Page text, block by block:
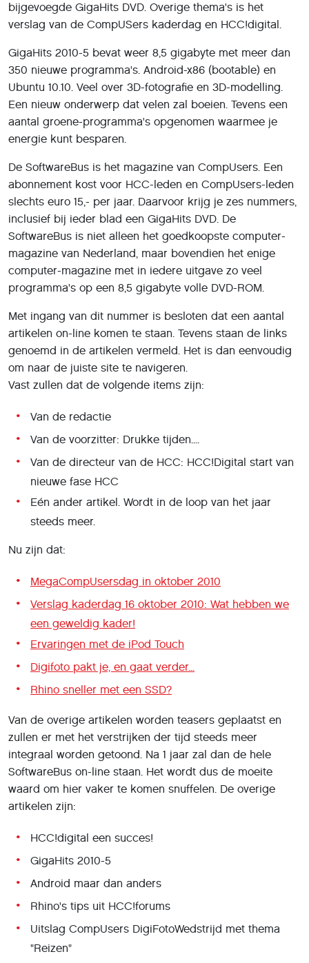
bijgevoegde GigaHits DVD. Overige thema's is het
verslag van de CompUSers kaderdag en HCC!digital.
GigaHits 2010-5 bevat weer 8,5 gigabyte met meer dan
350 nieuwe programma's. Android-x86 (bootable) en
Ubuntu 10.10. Veel over 3D-fotografie en 3D-modelling.
Een nieuw onderwerp dat velen zal boeien. Tevens een
aantal groene-programma's opgenomen waarmee je
energie kunt besparen.
De SoftwareBus is het magazine van CompUsers. Een
abonnement kost voor HCC-leden en CompUsers-leden
slechts euro 15,- per jaar. Daarvoor krijg je zes nummers,
inclusief bij ieder blad een GigaHits DVD. De
SoftwareBus is niet alleen het goedkoopste computer-
magazine van Nederland, maar bovendien het enige
computer-magazine met in iedere uitgave zo veel
programma's op een 8,5 gigabyte volle DVD-ROM.
Met ingang van dit nummer is besloten dat een aantal
artikelen on-line komen te staan. Tevens staan de links
genoemd in de artikelen vermeld. Het is dan eenvoudig
om naar de juiste site te navigeren.
Vast zullen dat de volgende items zijn:
Van de redactie
Van de voorzitter: Drukke tijden....
Van de directeur van de HCC: HCC!Digital start van
nieuwe fase HCC
Eén ander artikel. Wordt in de loop van het jaar
steeds meer.
Nu zijn dat:
MegaCompUsersdag in oktober 2010
Verslag kaderdag 16 oktober 2010: Wat hebben we
een geweldig kader!
Ervaringen met de iPod Touch
Digifoto pakt je, en gaat verder...
Rhino sneller met een SSD?
Van de overige artikelen worden teasers geplaatst en
zullen er met het verstrijken der tijd steeds meer
integraal worden getoond. Na 1 jaar zal dan de hele
SoftwareBus on-line staan. Het wordt dus de moeite
waard om hier vaker te komen snuffelen. De overige
artikelen zijn:
HCC!digital een succes!
GigaHits 2010-5
Android maar dan anders
Rhino's tips uit HCC!forums
Uitslag CompUsers DigiFotoWedstrijd met thema
"Reizen"